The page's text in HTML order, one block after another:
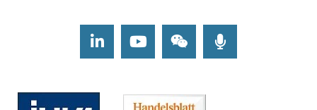
LinkedInYoutubeWechat